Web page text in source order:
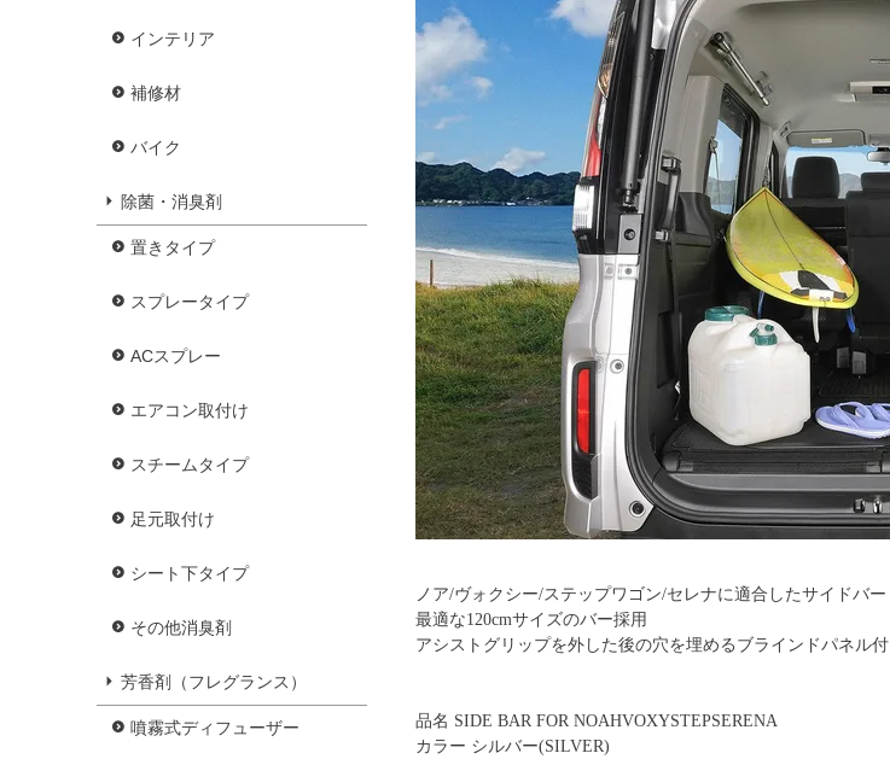
インテリア
補修材
バイク
除菌・消臭剤
置きタイプ
スプレータイプ
ACスプレー
エアコン取付け
スチームタイプ
足元取付け
シート下タイプ
その他消臭剤
芳香剤（フレグランス）
噴霧式ディフューザー
ノア/ヴォクシー/ステップワゴン/セレナに適合したサイドバー
最適な120cmサイズのバー採用
アシストグリップを外した後の穴を埋めるブラインドパネル付
品名 SIDE BAR FOR NOAHVOXYSTEPSERENA
カラー シルバー(SILVER)